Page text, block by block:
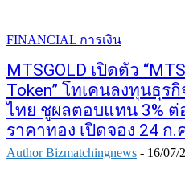
FINANCIAL การเงิน
MTSGOLD เปิดตัว
Token” โทเคนลงทุนธุร
ไทย ชูผลตอบแทน 3%
ราคาทอง เปิดจอง 24 ก.
Author Bizmatchingnews - 16/07/